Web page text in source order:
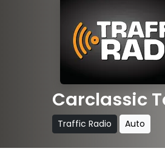
Carclassic
Traffic Radio Auto